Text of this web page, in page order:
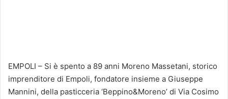
EMPOLI – Si è spento a 89 anni Moreno Massetani, storico
imprenditore di Empoli, fondatore insieme a Giuseppe
Mannini, della pasticceria ‘Beppino&Moreno’ di Via Cosimo